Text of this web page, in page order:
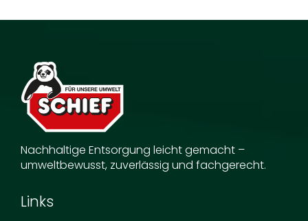
Nachhaltige Entsorgung leicht gemacht –
umweltbewusst, zuverlässig und fachgerecht.
Links